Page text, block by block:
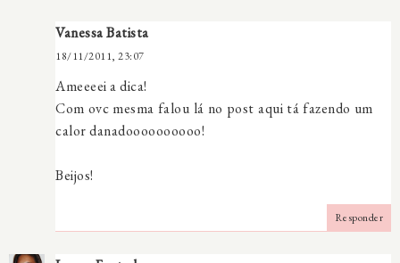
Vanessa Batista
18/11/2011, 23:07
Ameeeei a dica!
Com ovc mesma falou lá no post aqui tá fazendo um
calor danadoooooooooo!
Beijos!
Responder